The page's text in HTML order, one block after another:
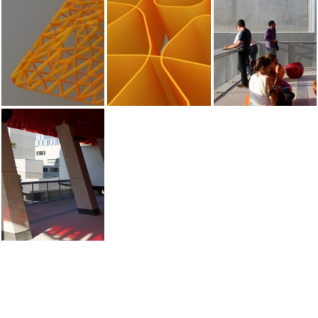
Modulaire 3D Bois
Urbanisme & Paysage
Design
Mobilité
fr en
Follow us